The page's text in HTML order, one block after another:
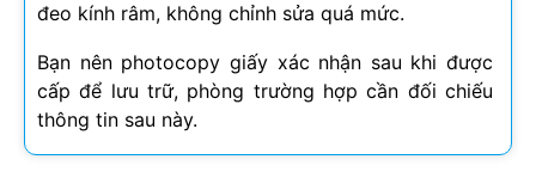
đeo kính râm, không chỉnh sửa quá mức.
Bạn nên photocopy giấy xác nhận sau khi được
cấp để lưu trữ, phòng trường hợp cần đối chiếu
thông tin sau này.